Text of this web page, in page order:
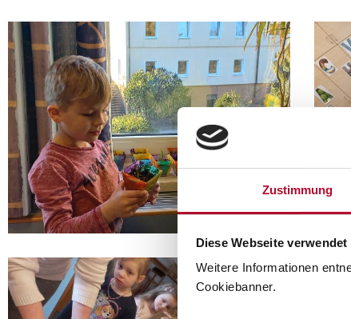
Zustimmung
Diese Webseite
Weitere Informationen
Cookiebanner.